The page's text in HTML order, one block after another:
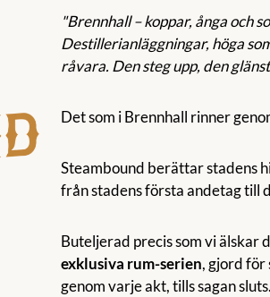
"Brennhall – koppar, ånga och
Destillerianläggningar, höga
råvara. Den steg upp, den
Det som i Brennhall rinner
Steambound berättar stadens
från stadens första andetag till
Buteljerad precis som vi älskar
exklusiva rum-serien, gjord för
genom varje akt, tills sagan sluts.